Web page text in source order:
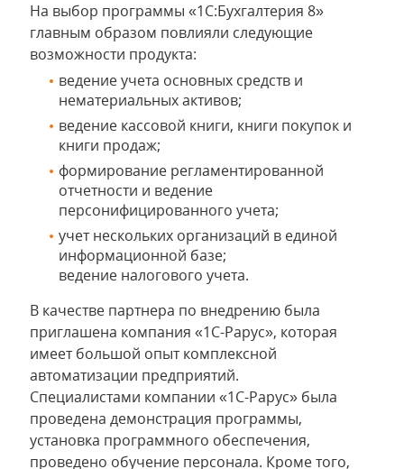
На выбор программы «1С:Бухгалтерия 8»
главным образом повлияли следующие
возможности продукта:
ведение учета основных средств и
нематериальных активов;
ведение кассовой книги, книги покупок и
книги продаж;
формирование регламентированной
отчетности и ведение
персонифицированного учета;
учет нескольких организаций в единой
информационной базе;
ведение налогового учета.
В качестве партнера по внедрению была
приглашена компания «1С-Рарус», которая
имеет большой опыт комплексной
автоматизации предприятий.
Специалистами компании «1С-Рарус» была
проведена демонстрация программы,
установка программного обеспечения,
проведено обучение персонала. Кроме того,